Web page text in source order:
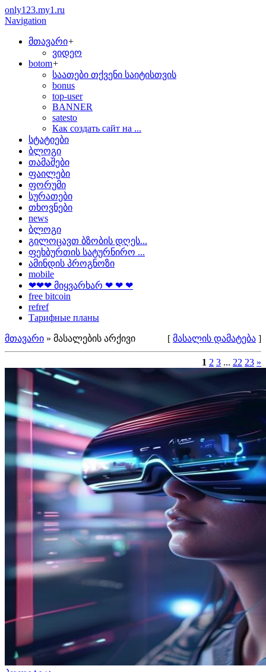
only123.my1.ru
Navigation
მთავარი+
ვიდეო
botom+
საათები თქვენი საიტისთვის
bonus
top-user
BANNER
satesto
Как создать сайт на ...
სტატიები
ბლოგი
თამაშები
ფაილები
ფორუმი
სურათები
თხოვნები
news
ბლოგი
გილოცავთ ბზობის დღეს...
ფეხბურთის სატურნირო ...
ამინდის პროგნოზი
mobile
❤❤❤ მიყვარხარ ❤ ❤ ❤
free bitcoin
refref
Тарифные планы
მთავარი » მასალების არქივი [ მასალის დამატება ]
1 2 3 ... 22 23 »